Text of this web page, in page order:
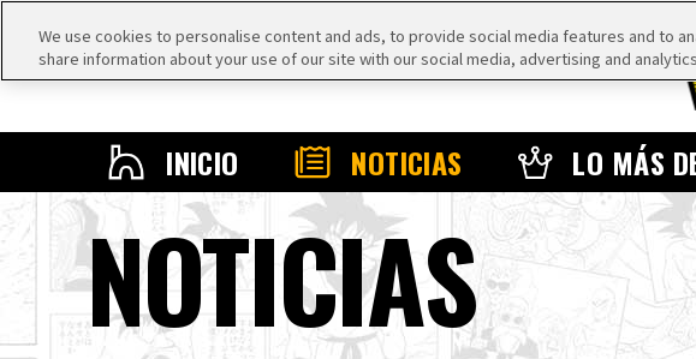
INICIO NOTICIAS LO MÁS
NOTICIAS
We use cookies to personalise content and ads, to provide social media features and to
share information about your use of our site with our social media, advertising and